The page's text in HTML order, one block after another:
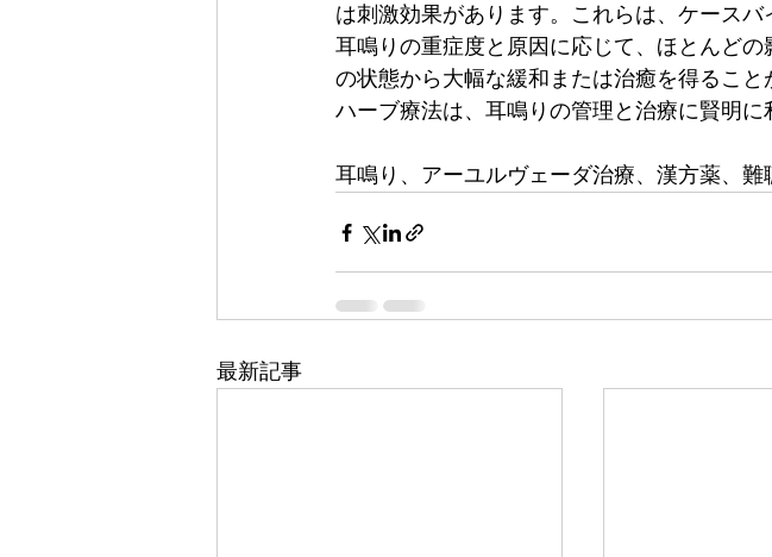
は刺激効果があります。これらは、ケース
耳鳴りの重症度と原因に応じて、ほとんど
の状態から大幅な緩和または治癒を得るこ
ハーブ療法は、耳鳴りの管理と治療に賢明に
耳鳴り、アーユルヴェーダ治療、漢方薬、難
最新記事